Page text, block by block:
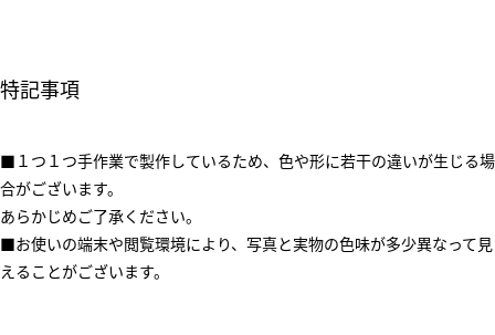
特記事項
■１つ１つ手作業で製作しているため、色や形に若干の違いが生じる場
合がございます。
あらかじめご了承ください。
■お使いの端末や閲覧環境により、写真と実物の色味が多少異なって見
えることがございます。